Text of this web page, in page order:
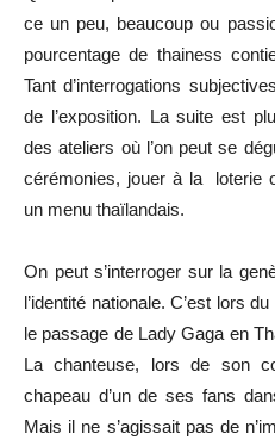
ce un peu, beaucoup ou
pourcentage de thainess
Tant d’interrogations
de l’exposition. La suite est
des ateliers où l’on peut se
cérémonies, jouer à la loterie
un menu thaïlandais.
On peut s’interroger sur la
l’identité nationale. C’est lors
le passage de Lady Gaga en
La chanteuse, lors de son
chapeau d’un de ses fans
Mais il ne s’agissait pas de